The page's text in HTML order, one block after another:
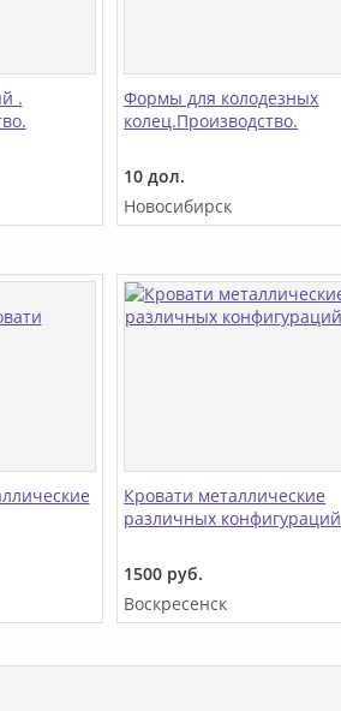
.
Формы для колодезных
колец.Производство.
10 дол.
Новосибирск
Кровати металлические
различных конфигураций
1500 руб.
Воскресенск